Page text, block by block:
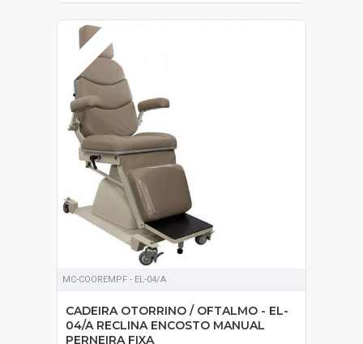
SOB ORÇAMENTO
MC-COOREMPF - EL-04/A
CADEIRA OTORRINO / OFTALMO - EL-
04/A RECLINA ENCOSTO MANUAL
PERNEIRA FIXA